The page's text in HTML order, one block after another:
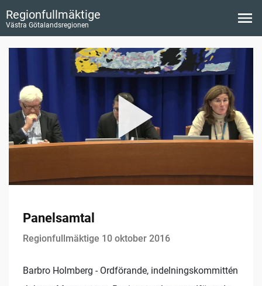
Regionfullmäktige
Västra Götalandsregionen
Panelsamtal
Regionfullmäktige 10 oktober 2016
Barbro Holmberg - Ordförande, indelningskommittén